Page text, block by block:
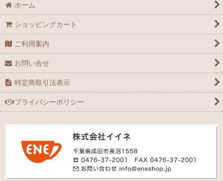
ホーム
ショッピングカート
ご利用案内
お問い合せ
特定商取引法表示
プライバシーポリシー